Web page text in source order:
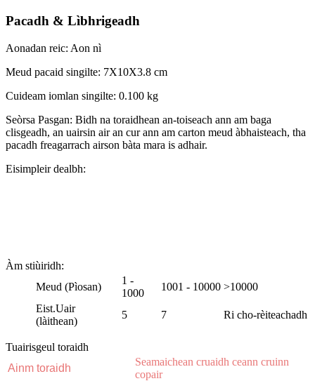
Pacadh & Lìbhrigeadh
Aonadan reic: Aon nì
Meud pacaid singilte: 7X10X3.8 cm
Cuideam iomlan singilte: 0.100 kg
Seòrsa Pasgan: Bidh na toraidhean an-toiseach ann am baga
clisgeadh, an uairsin air an cur ann am carton meud àbhaisteach, tha
pacadh freagarrach airson bàta mara is adhair.
Eisimpleir dealbh:
Àm stiùiridh:
Meud (Pìosan)
1 -
1000
1001 - 10000 >10000
Eist.Uair
(làithean)
5 7 Ri cho-rèiteachadh
Tuairisgeul toraidh
Ainm toraidh
Seamaichean cruaidh ceann cruinn
copair